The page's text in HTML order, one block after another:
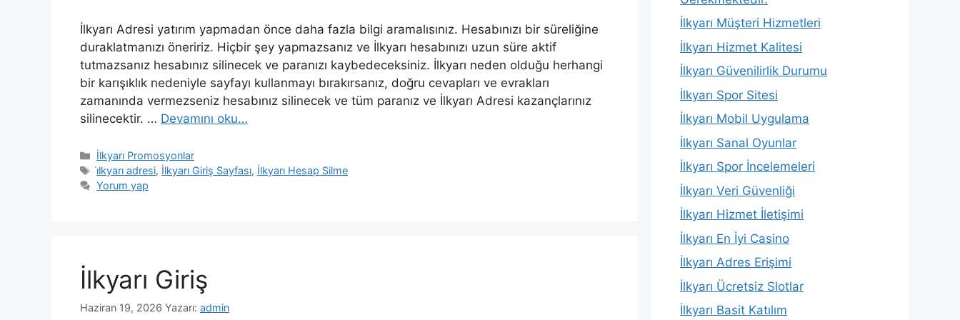
İlkyarı Adresi yatırım yapmadan önce daha fazla bilgi aramalısınız. Hesabınızı bir süreliğine
duraklatmanızı öneririz. Hiçbir şey yapmazsanız ve İlkyarı hesabınızı uzun süre aktif
tutmazsanız hesabınız silinecek ve paranızı kaybedeceksiniz. İlkyarı neden olduğu herhangi
bir karışıklık nedeniyle sayfayı kullanmayı bırakırsanız, doğru cevapları ve evrakları
zamanında vermezseniz hesabınız silinecek ve tüm paranız ve İlkyarı Adresi kazançlarınız
silinecektir. … Devamını oku…
Kategoriler
İlkyarı Promosyonlar
Etiketler
i̇lkyarı adresi, İlkyarı Giriş Sayfası, İlkyarı Hesap Silme
Yorum yap
İlkyarı Giriş
Haziran 19, 2026 Yazarı: admin
İlkyarı Müşteri Hizmetleri
İlkyarı Hizmet Kalitesi
İlkyarı Güvenilirlik Durumu
İlkyarı Spor Sitesi
İlkyarı Mobil Uygulama
İlkyarı Sanal Oyunlar
İlkyarı Spor İncelemeleri
İlkyarı Veri Güvenliği
İlkyarı Hizmet İletişimi
İlkyarı En İyi Casino
İlkyarı Adres Erişimi
İlkyarı Ücretsiz Slotlar
İlkyarı Basit Katılım